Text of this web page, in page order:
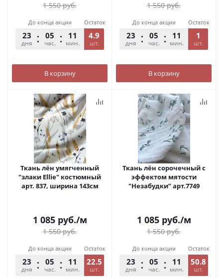
1 550руб.
До конца акции
23
дня
05
час.
11
мин.
54
сек.
Остаток
4.9
шт.
В корзину
1 550руб.
До конца акции
23
дня
05
час.
11
мин.
54
сек.
Остаток
1
шт.
В корзину
Ткань лён умягченный
"злаки Ellie" костюмный
арт. 837, ширина 143см
1 085руб./м
1 550руб.
До конца акции
23
дня
05
час.
11
мин.
54
сек.
Остаток
22.5
шт.
Ткань лён сорочечный с
эффектом мятости
"Незабудки” арт.7749
1 085руб./м
1 550руб.
До конца акции
23
дня
05
час.
11
мин.
54
сек.
Остаток
50.8
шт.